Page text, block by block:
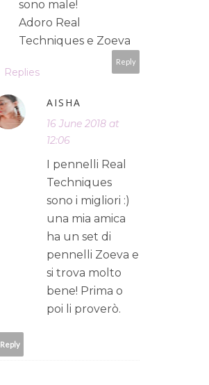
sono male!
Adoro Real
Techniques e Zoeva
Reply
Replies
AISHA
16 June 2018 at
12:06
I pennelli Real
Techniques
sono i migliori :)
una mia amica
ha un set di
pennelli Zoeva e
si trova molto
bene! Prima o
poi li proverò.
Reply